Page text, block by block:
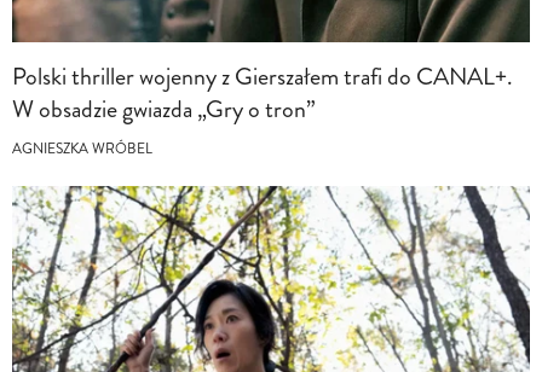
Polski thriller wojenny z Gierszałem trafi do CANAL+.
W obsadzie gwiazda „Gry o tron”
AGNIESZKA WRÓBEL